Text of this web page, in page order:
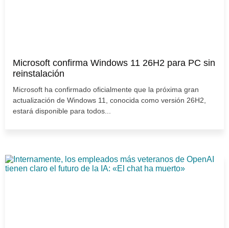
Microsoft confirma Windows 11 26H2 para PC sin
reinstalación
Microsoft ha confirmado oficialmente que la próxima gran
actualización de Windows 11, conocida como versión 26H2,
estará disponible para todos...